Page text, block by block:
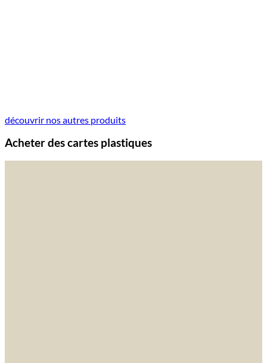
découvrir nos autres produits
Acheter des cartes plastiques